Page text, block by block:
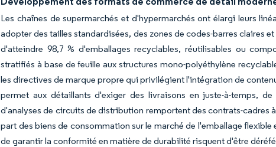
Les chaînes de supermarchés et d'hypermarchés ont élargi leurs
adopter des tailles standardisées, des zones de codes-barres claires
d'atteindre 98,7 % d'emballages recyclables, réutilisables ou
stratifiés à base de feuille aux structures mono-polyéthylène
les directives de marque propre qui privilégient l'intégration de
permet aux détaillants d'exiger des livraisons en juste-à-temps,
d'analyses de circuits de distribution remportent des contrats-cadres
part des biens de consommation sur le marché de l'emballage
de garantir la conformité en matière de durabilité risquent d'être